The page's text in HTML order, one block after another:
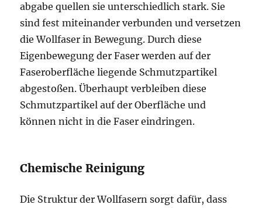
abgabe quellen sie unterschiedlich stark. Sie
sind fest miteinander verbunden und versetzen
die Wollfaser in Bewegung. Durch diese
Eigenbewegung der Faser werden auf der
Faseroberfläche liegende Schmutzpartikel
abgestoßen. Überhaupt verbleiben diese
Schmutzpartikel auf der Oberfläche und
können nicht in die Faser eindringen.
Chemische Reinigung
Die Struktur der Wollfasern sorgt dafür, dass